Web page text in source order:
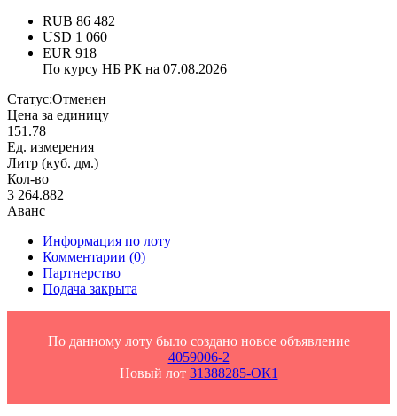
RUB 86 482
USD 1 060
EUR 918
По курсу НБ РК на 07.08.2026
Статус:Отменен
Цена за единицу
151.78
Ед. измерения
Литр (куб. дм.)
Кол-во
3 264.882
Аванс
Информация по лоту
Комментарии (0)
Партнерство
Подача закрыта
По данному лоту было создано новое объявление
4059006-2
Новый лот 31388285-ОК1